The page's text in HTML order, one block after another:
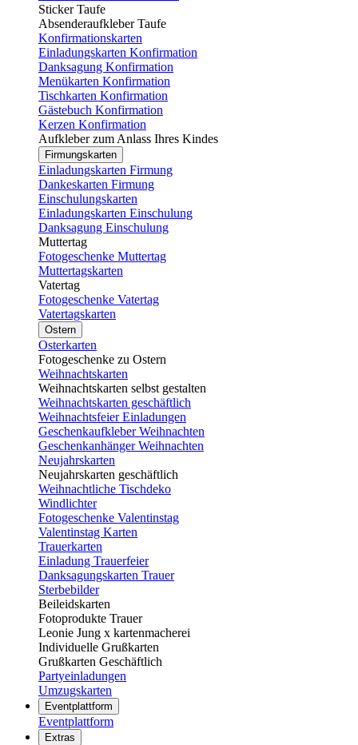
Sticker Taufe
Absenderaufkleber Taufe
Konfirmationskarten
Einladungskarten Konfirmation
Danksagung Konfirmation
Menükarten Konfirmation
Tischkarten Konfirmation
Gästebuch Konfirmation
Kerzen Konfirmation
Aufkleber zum Anlass Ihres Kindes
Firmungskarten
Einladungskarten Firmung
Dankeskarten Firmung
Einschulungskarten
Einladungskarten Einschulung
Danksagung Einschulung
Muttertag
Fotogeschenke Muttertag
Muttertagskarten
Vatertag
Fotogeschenke Vatertag
Vatertagskarten
Ostern
Osterkarten
Fotogeschenke zu Ostern
Weihnachtskarten
Weihnachtskarten selbst gestalten
Weihnachtskarten geschäftlich
Weihnachtsfeier Einladungen
Geschenkaufkleber Weihnachten
Geschenkanhänger Weihnachten
Neujahrskarten
Neujahrskarten geschäftlich
Weihnachtliche Tischdeko
Windlichter
Fotogeschenke Valentinstag
Valentinstag Karten
Trauerkarten
Einladung Trauerfeier
Danksagungskarten Trauer
Sterbebilder
Beileidskarten
Fotoprodukte Trauer
Leonie Jung x kartenmacherei
Individuelle Grußkarten
Grußkarten Geschäftlich
Partyeinladungen
Umzugskarten
Eventplattform
Eventplattform
Extras